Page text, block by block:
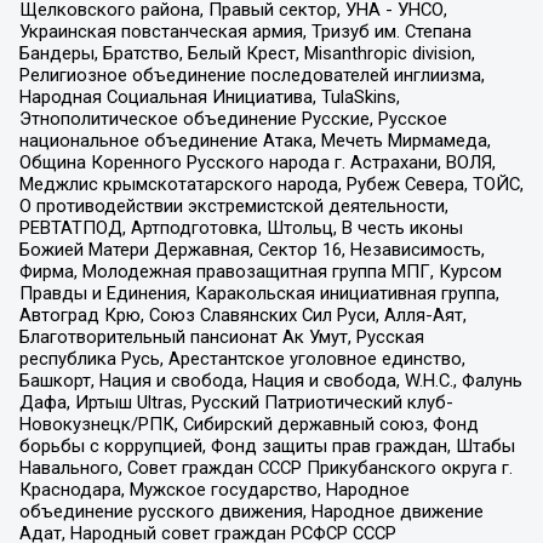
Щелковского района, Правый сектор, УНА - УНСО,
Украинская повстанческая армия, Тризуб им. Степана
Бандеры, Братство, Белый Крест, Misanthropic division,
Религиозное объединение последователей инглиизма,
Народная Социальная Инициатива, TulaSkins,
Этнополитическое объединение Русские, Русское
национальное объединение Атака, Мечеть Мирмамеда,
Община Коренного Русского народа г. Астрахани, ВОЛЯ,
Меджлис крымскотатарского народа, Рубеж Севера, ТОЙС,
О противодействии экстремистской деятельности,
РЕВТАТПОД, Артподготовка, Штольц, В честь иконы
Божией Матери Державная, Сектор 16, Независимость,
Фирма, Молодежная правозащитная группа МПГ, Курсом
Правды и Единения, Каракольская инициативная группа,
Автоград Крю, Союз Славянских Сил Руси, Алля-Аят,
Благотворительный пансионат Ак Умут, Русская
республика Русь, Арестантское уголовное единство,
Башкорт, Нация и свобода, Нация и свобода, W.H.С., Фалунь
Дафа, Иртыш Ultras, Русский Патриотический клуб-
Новокузнецк/РПК, Сибирский державный союз, Фонд
борьбы с коррупцией, Фонд защиты прав граждан, Штабы
Навального, Совет граждан СССР Прикубанского округа г.
Краснодара, Мужское государство, Народное
объединение русского движения, Народное движение
Адат, Народный совет граждан РСФСР СССР